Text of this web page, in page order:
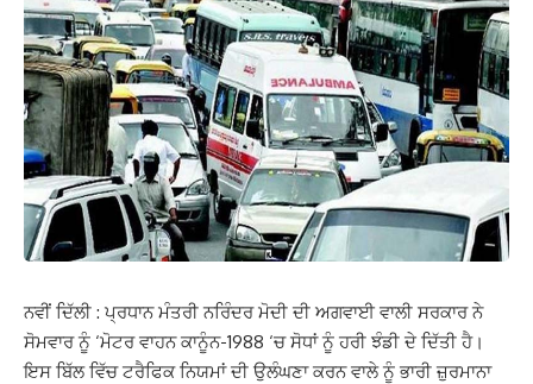
ਨਵੀਂ ਦਿੱਲੀ : ਪ੍ਰਧਾਨ ਮੰਤਰੀ ਨਰਿੰਦਰ ਮੋਦੀ ਦੀ ਅਗਵਾਈ ਵਾਲੀ ਸਰਕਾਰ ਨੇ
ਸੋਮਵਾਰ ਨੂੰ ‘ਮੋਟਰ ਵਾਹਨ ਕਾਨੂੰਨ-1988 ‘ਚ ਸੋਧਾਂ ਨੂੰ ਹਰੀ ਝੰਡੀ ਦੇ ਦਿੱਤੀ ਹੈ।
ਇਸ ਬਿੱਲ ਵਿੱਚ ਟਰੈਫਿਕ ਨਿਯਮਾਂ ਦੀ ਉਲੰਘਣਾ ਕਰਨ ਵਾਲੇ ਨੂੰ ਭਾਰੀ ਜ਼ੁਰਮਾਨਾ